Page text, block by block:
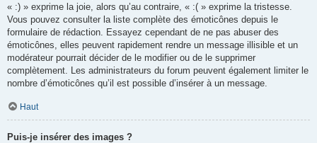
« :) » exprime la joie, alors qu’au contraire, « :( » exprime la tristesse.
Vous pouvez consulter la liste complète des émoticônes depuis le
formulaire de rédaction. Essayez cependant de ne pas abuser des
émoticônes, elles peuvent rapidement rendre un message illisible et un
modérateur pourrait décider de le modifier ou de le supprimer
complètement. Les administrateurs du forum peuvent également limiter le
nombre d’émoticônes qu’il est possible d’insérer à un message.
Haut
Puis-je insérer des images ?